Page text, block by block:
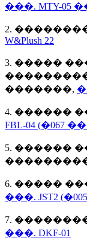
���. MTY-05
2.
W&Plush 22
3. �����
�������,
4. ������
FBL-04
5. ������
6. �����
���. JST2
7.
���. DKF-01